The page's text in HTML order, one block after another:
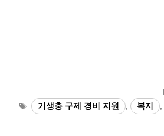
Tags기생충 구제 경비 지원 , 복지 ,